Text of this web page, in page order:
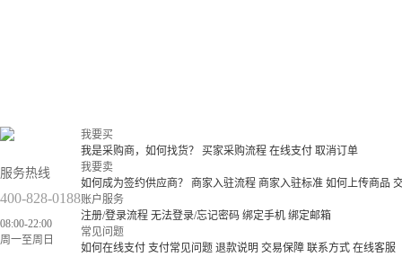
服务热线
400-828-0188
08:00-22:00
周一至周日
我要买
我是采购商，如何找货？
买家采购流程 在线支付 取消订单
我要卖
如何成为签约供应商？
商家入驻流程 商家入驻标准 如何上传商品
账户服务
注册/登录流程 无法登录/忘记密码 绑定手机 绑定邮箱
常见问题
如何在线支付 支付常见问题 退款说明 交易保障 联系方式 在线客服